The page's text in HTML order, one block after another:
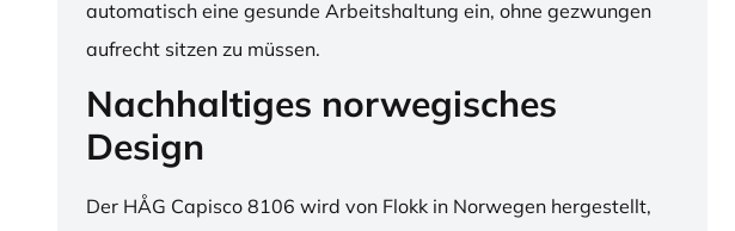
automatisch eine gesunde Arbeitshaltung ein, ohne gezwungen
aufrecht sitzen zu müssen.
Nachhaltiges norwegisches
Design
Der HÅG Capisco 8106 wird von Flokk in Norwegen hergestellt,